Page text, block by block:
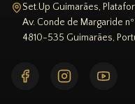
Set.Up Guimarães,
Av. Conde de Margaride nº
4810-535 Guimarães,